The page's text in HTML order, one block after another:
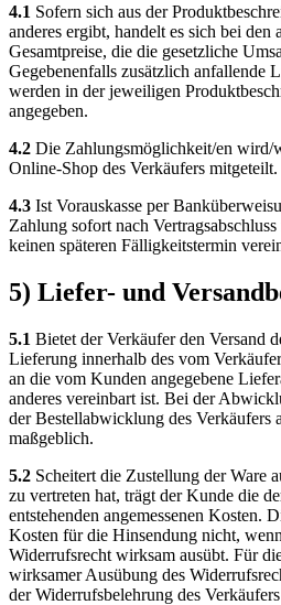
4.1 Sofern sich aus der
anderes ergibt, handelt es sich bei den
Gesamtpreise, die die gesetzliche
Gegebenenfalls zusätzlich anfallende
werden in der jeweiligen
angegeben.
4.2 Die Zahlungsmöglichkeit/en wird/
Online-Shop des Verkäufers mitgeteilt.
4.3 Ist Vorauskasse per
Zahlung sofort nach
keinen späteren Fälligkeitstermin
5) Liefer- und
5.1 Bietet der Verkäufer den Versand
Lieferung innerhalb des vom
an die vom Kunden angegebene
anderes vereinbart ist. Bei der
der Bestellabwicklung des Verkäufers
maßgeblich.
5.2 Scheitert die Zustellung der Ware
zu vertreten hat, trägt der Kunde die
entstehenden angemessenen Kosten.
Kosten für die Hinsendung nicht,
Widerrufsrecht wirksam ausübt. Für
wirksamer Ausübung des
der Widerrufsbelehrung des